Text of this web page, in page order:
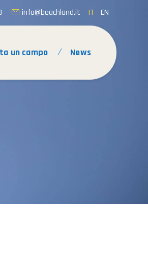
IT -EN
info@beachland.it
un campo News